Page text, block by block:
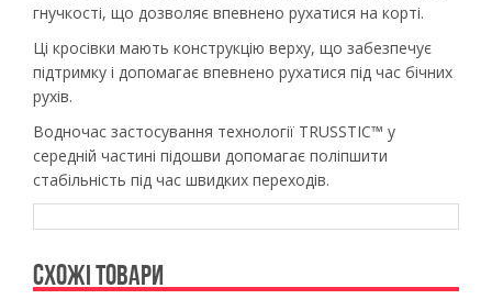
гнучкості, що дозволяє впевнено рухатися на корті.
Ці кросівки мають конструкцію верху, що забезпечує
підтримку і допомагає впевнено рухатися під час бічних
рухів.
Водночас застосування технології TRUSSTIC™ у
середній частині підошви допомагає поліпшити
стабільність під час швидких переходів.
СХОЖІ ТОВАРИ